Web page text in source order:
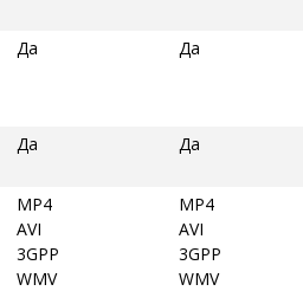
Да Да
Да Да
MP4
AVI
3GPP
WMV
MP4
AVI
3GPP
WMV